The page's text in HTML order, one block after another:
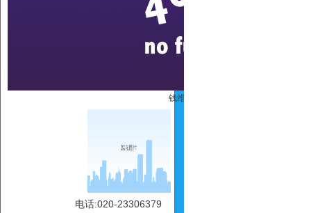
钱维维
电话:020-23306379